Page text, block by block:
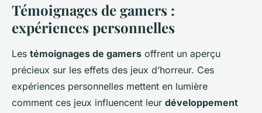
Témoignages de gamers :
expériences personnelles
Les témoignages de gamers offrent un aperçu
précieux sur les effets des jeux d’horreur. Ces
expériences personnelles mettent en lumière
comment ces jeux influencent leur développement